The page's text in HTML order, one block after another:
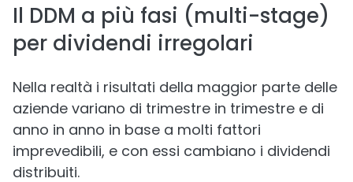
Il DDM a più fasi (multi-stage)
per dividendi irregolari
Nella realtà i risultati della maggior parte delle
aziende variano di trimestre in trimestre e di
anno in anno in base a molti fattori
imprevedibili, e con essi cambiano i dividendi
distribuiti.